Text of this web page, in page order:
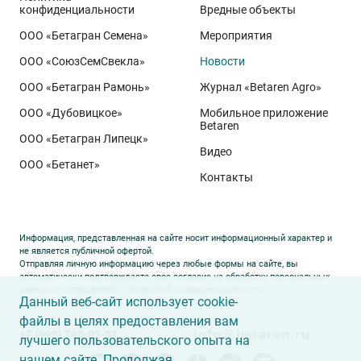
использоваться им в процессе жизнедеятельности.
Именно поэтому эффективным средством
поступление минеральных элементов, включая
кальций, непосредственно к пунктам их основного
потребления – к точкам роста, листьям и плодам.
году сотрудники Ставропольского
государственный аграрный университет» и
специалистами ООО «Сады Карачаево-Черкесии»
подкормке препаратомУЛЬТРАМАГ КАЛЬЦИЙ
провели в четырёхлетнем плодоносящем саду
интенсивного типа
конфиденциальности
ООО «Бетагран Семена»
ООО «СоюзСемСвекла»
ООО «Бетагран Рамонь»
ООО «Дубовицкое»
ООО «Бетагран Липецк»
ООО «Бетанет»
Вредные объекты
Мероприятия
Новости
Журнал «Betaren Agro»
Мобильное приложение
Betaren
Видео
Контакты
Информация, представленная на сайте носит информационный характер и
не является публичной офертой.
Отправляя личную информацию через любые формы на сайте, вы
автоматически подтверждаете свое согласие на обработку персональных
+7 (495) 745-05-51 info@betaren.ru
Данный веб-сайт использует cookie-
файлы в целях предоставления вам
лучшего пользовательского опыта на